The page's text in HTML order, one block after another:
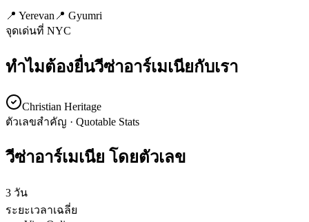
📍 Yerevan 📍 Gyumri
จุดเด่นที่ NYC
ทำไมต้องยื่นวีซ่าอาร์เมเนียกับเรา
Christian Heritage
ตัวเลขสำคัญ · Quotable Stats
วีซ่าอาร์เมเนีย โดยตัวเลข
3 วัน
ระยะเวลาเฉลี่ย